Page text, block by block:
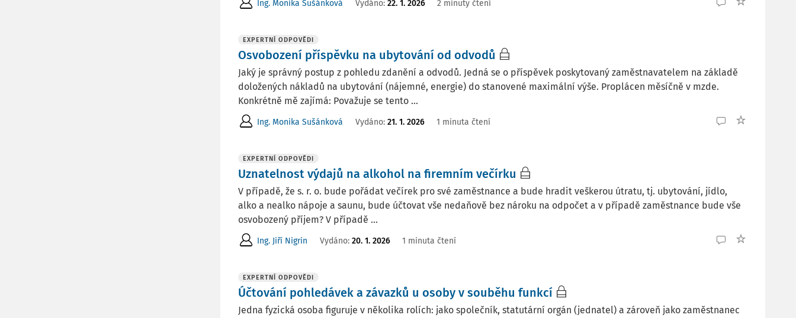
Ing. Monika Sušánková Vydáno: 22. 1. 2026 2 minuty čtení
EXPERTNÍ ODPOVĚDI
Osvobození příspěvku na ubytování od odvodů
Jaký je správný postup z pohledu zdanění a odvodů. Jedná se o příspěvek poskytovaný zaměstnavatelem na základě
doložených nákladů na ubytování (nájemné, energie) do stanovené maximální výše. Proplácen měsíčně v mzde.
Konkrétně mě zajímá: Považuje se tento ...
Ing. Monika Sušánková Vydáno: 21. 1. 2026 1 minuta čtení
EXPERTNÍ ODPOVĚDI
Uznatelnost výdajů na alkohol na firemním večírku
V případě, že s. r. o. bude pořádat večírek pro své zaměstnance a bude hradit veškerou útratu, tj. ubytování, jídlo,
alko a nealko nápoje a saunu, bude účtovat vše nedaňově bez nároku na odpočet a v případě zaměstnance bude vše
osvobozený příjem? V případě ...
Ing. Jiří Nigrin Vydáno: 20. 1. 2026 1 minuta čtení
EXPERTNÍ ODPOVĚDI
Účtování pohledávek a závazků u osoby v souběhu funkcí
Jedna fyzická osoba figuruje v několika rolích: jako společník, statutární orgán (jednatel) a zároveň jako zaměstnanec